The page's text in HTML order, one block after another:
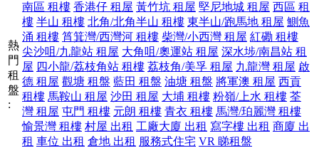
宅
谷
按
揭
地
產
博
熱
門
租
盤
:
南區 租樓 香港仔 租屋 黃竹坑 租屋 堅尼地城 租屋 西區 租
樓 半山 租樓 北角/北角半山 租樓 東半山/跑馬地 租屋 鰂魚
涌 租樓 筲箕灣/西灣河 租樓 柴灣/小西灣 租屋 紅磡 租樓
尖沙咀/九龍站 租屋 大角咀/奧運站 租屋 深水埗/南昌站 租
屋 四小龍/荔枝角站 租樓 荔枝角/美孚 租屋 九龍灣 租屋 啟
德 租屋 觀塘 租盤 藍田 租盤 油塘 租盤 將軍澳 租屋 西貢
租樓 馬鞍山 租屋 沙田 租屋 大埔 租樓 粉嶺/上水 租樓 荃
灣 租屋 屯門 租樓 元朗 租樓 青衣 租樓 馬灣/珀麗灣 租樓
愉景灣 租樓 村屋 出租 工廠大廈 出租 寫字樓 出租 商廈 出
租 車位 出租 倉地 出租 服務式住宅 VR 睇租盤